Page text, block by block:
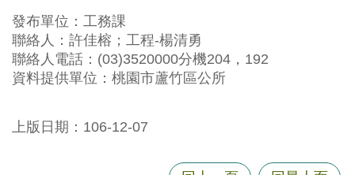
法
規
資
料
階
發布單位：工務課
聯絡人：許佳榕；工程-楊清勇
聯絡人電話：(03)3520000分機204，192
資料提供單位：桃園市蘆竹區公所
上版日期：106-12-07